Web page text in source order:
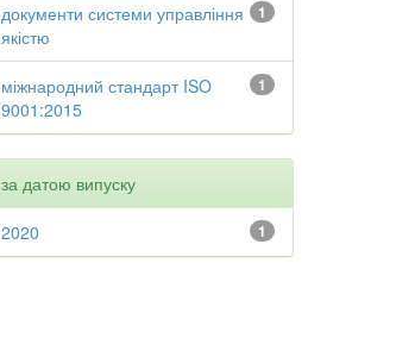
1
документи системи управління
якістю
1
міжнародний стандарт ISO
9001:2015
за датою випуску
1
2020